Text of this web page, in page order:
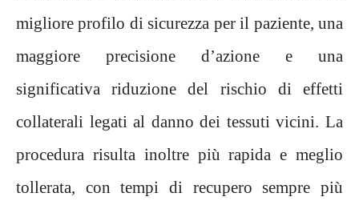
migliore profilo di sicurezza per il paziente, una
maggiore precisione d’azione e una
significativa riduzione del rischio di effetti
collaterali legati al danno dei tessuti vicini. La
procedura risulta inoltre più rapida e meglio
tollerata, con tempi di recupero sempre più